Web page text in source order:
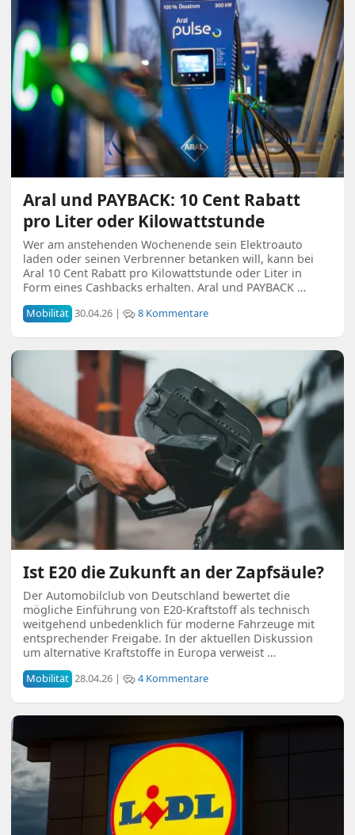
Aral und PAYBACK: 10 Cent Rabatt
pro Liter oder Kilowattstunde
Wer am anstehenden Wochenende sein Elektroauto
laden oder seinen Verbrenner betanken will, kann bei
Aral 10 Cent Rabatt pro Kilowattstunde oder Liter in
Form eines Cashbacks erhalten. Aral und PAYBACK …
Mobilität 30.04.26 | 8 Kommentare
Ist E20 die Zukunft an der Zapfsäule?
Der Automobilclub von Deutschland bewertet die
mögliche Einführung von E20-Kraftstoff als technisch
weitgehend unbedenklich für moderne Fahrzeuge mit
entsprechender Freigabe. In der aktuellen Diskussion
um alternative Kraftstoffe in Europa verweist …
Mobilität 28.04.26 | 4 Kommentare